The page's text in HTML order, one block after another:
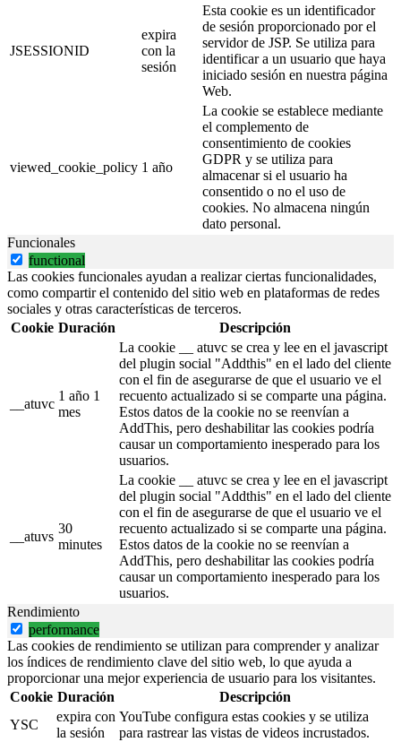
JSESSIONID
expira
con la
sesión
Esta cookie es un identificador
de sesión proporcionado por el
servidor de JSP. Se utiliza para
identificar a un usuario que haya
iniciado sesión en nuestra página
Web.
viewed_cookie_policy 1 año
La cookie se establece mediante
el complemento de
consentimiento de cookies
GDPR y se utiliza para
almacenar si el usuario ha
consentido o no el uso de
cookies. No almacena ningún
dato personal.
Funcionales
functional
Las cookies funcionales ayudan a realizar ciertas funcionalidades,
como compartir el contenido del sitio web en plataformas de redes
sociales y otras características de terceros.
Cookie Duración Descripción
__atuvc
1 año 1
mes
La cookie __ atuvc se crea y lee en el javascript
del plugin social "Addthis" en el lado del cliente
con el fin de asegurarse de que el usuario ve el
recuento actualizado si se comparte una página.
Estos datos de la cookie no se reenvían a
AddThis, pero deshabilitar las cookies podría
causar un comportamiento inesperado para los
usuarios.
__atuvs
30
minutes
La cookie __ atuvc se crea y lee en el javascript
del plugin social "Addthis" en el lado del cliente
con el fin de asegurarse de que el usuario ve el
recuento actualizado si se comparte una página.
Estos datos de la cookie no se reenvían a
AddThis, pero deshabilitar las cookies podría
causar un comportamiento inesperado para los
usuarios.
Rendimiento
performance
Las cookies de rendimiento se utilizan para comprender y analizar
los índices de rendimiento clave del sitio web, lo que ayuda a
proporcionar una mejor experiencia de usuario para los visitantes.
Cookie Duración
Descripción
YSC
expira con
la sesión
YouTube configura estas cookies y se utiliza
para rastrear las vistas de videos incrustados.